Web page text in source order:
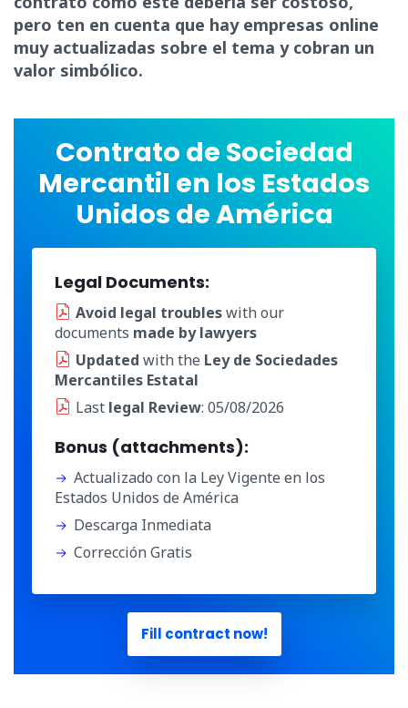
pero ten en cuenta que hay empresas online
muy actualizadas sobre el tema y cobran un
valor simbólico.
Contrato de Sociedad
Mercantil en los Estados
Unidos de América
Legal Documents:
Avoid legal troubleswith our
documents made by lawyers
Updated with the Ley de Sociedades
Mercantiles Estatal
Last legal Review: 05/08/2026
Bonus (attachments):
Actualizado con la Ley Vigente en los
Estados Unidos de América
Descarga Inmediata
Corrección Gratis
Fill contract now!